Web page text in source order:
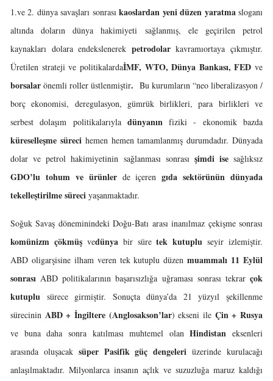
1.ve 2. dünya savaşları sonrasıkaoslardan yeni düzen yaratmasloganı
altında doların dünya hakimiyeti sağlanmış, ele geçirilen petrol
kaynakları dolara endekslenerek petrodolarkavramıortaya çıkmıştır.
Üretilen strateji ve politikalardaİMF, WTO, Dünya Bankası, FED ve
borsalarönemli roller üstlenmiştir. Bu kurumların “neo liberalizasyon /
borç ekonomisi, deregulasyon, gümrük birlikleri, para birlikleri ve
serbest dolaşım politikalarıyla dünyanınfiziki - ekonomik bazda
küreselleşme sürecihemen hemen tamamlanmış durumdadır. Dünyada
dolar ve petrol hakimiyetinin sağlanması sonrası şimdi ise sağlıksız
GDO’lu tohum ve ürünlerde içerengıda sektörünün dünyada
tekelleştirilmesüreci yaşanmaktadır.
Soğuk Savaş döneminindeki Doğu-Batı arası inanılmaz çekişme sonrası
komünizm çökmüş vedünya bir süretek kutuplu seyir izlemiştir.
ABD oligarşisine ilham veren tek kutuplu düzenmuammalı 11 Eylül
sonrası ABD politikalarının başarısızlığa uğraması sonrası tekrar çok
kutuplu sürece girmiştir. Sonuçta dünya’da 21 yüzyıl şekillenme
sürecinin ABD + İngiltere (Anglosakson’lar) ekseni ile Çin + Rusya
ve buna daha sonra katılması muhtemel olanHindistan eksenleri
arasında oluşacak süper Pasifik güç dengeleri üzerinde kurulacağı
anlaşılmaktadır. Milyonlarca insanın açlık ve suzuzluğa maruz kaldığı